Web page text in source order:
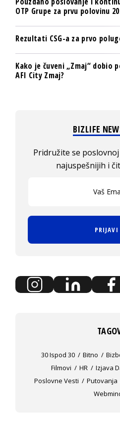
OTP Grupe za prvu polovinu
Rezultati CSG-a za prvo
Kako je čuveni „Zmaj“ dobio
AFI City Zmaj?
BIZLIFE
Pridružite se
najuspešnijih i
PRIJAVI
30 Ispod 30 Bitno
Filmovi
HR Izjava
Poslovne Vesti
Putovanja